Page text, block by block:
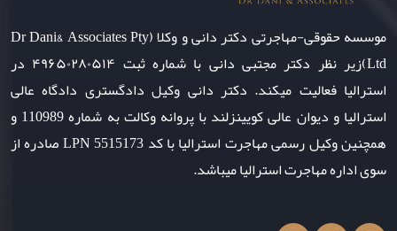
موسسه حقوقی-مهاجرتی دکتر دانی و وکلا (Dr Dani& Associates Pty
Ltd)زیر نظر دکتر مجتبی دانی با شماره ثبت ۴۹۶۵۰۲۸۰۵۱۴ در
استرالیا فعالیت میکند. دکتر دانی وکیل دادگستری دادگاه عالی
استرالیا و دیوان عالی کویینزلند با پروانه وکالت به شماره 110989 و
همچنین وکیل رسمی مهاجرت استرالیا با کد LPN 5515173 صادره از
سوی اداره مهاجرت استرالیا میباشد.